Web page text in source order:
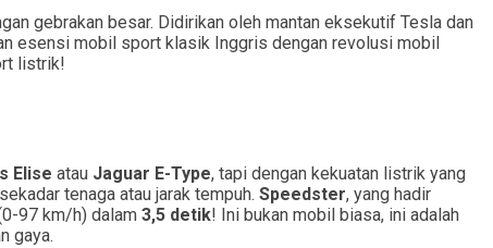
gebrakan besar. Didirikan oleh mantan eksekutif Tesla dan
esensi mobil sport klasik Inggris dengan revolusi mobil
listrik!
Elise atau Jaguar E-Type, tapi dengan kekuatan listrik yang
tenaga atau jarak tempuh. Speedster, yang hadir
97 km/h) dalam 3,5 detik! Ini bukan mobil biasa, ini adalah
gaya.